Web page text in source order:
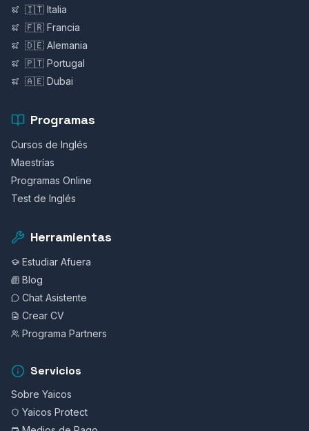
🇮🇹 Italia
🇫🇷 Francia
🇩🇪 Alemania
🇵🇹 Portugal
🇦🇪 Dubai
Programas
Cursos de Inglés
Maestrías
Programas Online
Test de Inglés
Herramientas
Estudiar Afuera
Blog
Chat Asistente
Crear CV
Programa Partners
Servicios
Sobre Yaicos
Yaicos Protect